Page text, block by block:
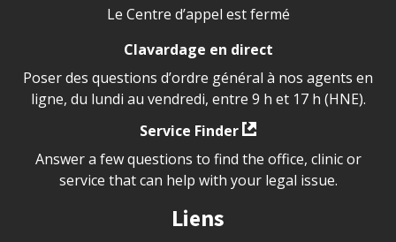
Le Centre d’appel est fermé
Clavardage en direct
Poser des questions d’ordre général à nos agents en
ligne, du lundi au vendredi, entre 9 h et 17 h (HNE).
Service Finder
Answer a few questions to find the office, clinic or
service that can help with your legal issue.
Liens